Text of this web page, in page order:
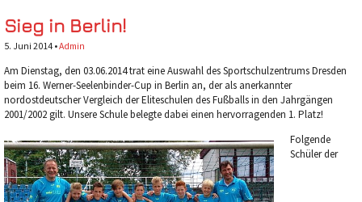
Sieg in Berlin!
5. Juni 2014 •Admin
Am Dienstag, den 03.06.2014 trat eine Auswahl des Sportschulzentrums Dresden
beim 16. Werner-Seelenbinder-Cup in Berlin an, der als anerkannter
nordostdeutscher Vergleich der Eliteschulen des Fußballs in den Jahrgängen
2001/2002 gilt. Unsere Schule belegte dabei einen hervorragenden 1. Platz!
Folgende
Schüler der